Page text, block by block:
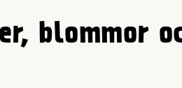
blommor